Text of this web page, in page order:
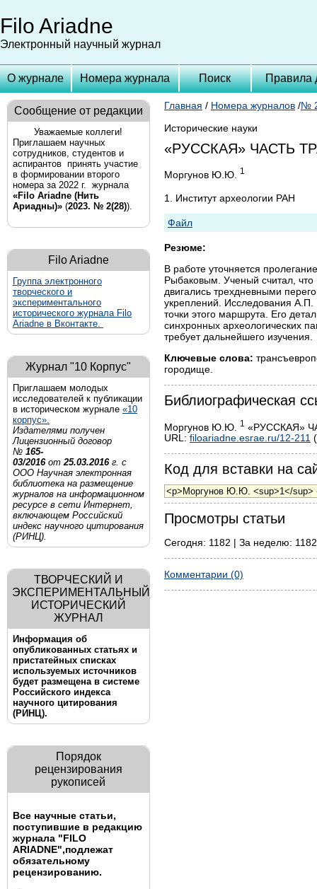
Filo Ariadne
Электронный научный журнал
О журнале Номера журнала Поиск Правила
Сообщение от редакции
Уважаемые коллеги!
Приглашаем научных
сотрудников, студентов и
аспирантов принять участие
в формировании второго
номера за 2022 г. журнала
«Filo Ariadne (Нить
Ариадны)» (2023. № 2(28)).
Filo Ariadne
Группа электронного
творческого и
экспериментального
исторического журнала Filo
Ariadne в Вконтакте.
Журнал "10 Корпус"
Приглашаем молодых
исследователей к публикации
в историческом журнале «10
корпус».
Издателями получен
Лицензионный договор
№ 165-
03/2016от25.03.2016г. с
ООО Научная электронная
библиотека на размещение
журналов на информационном
ресурсе в сети Интернет,
включающем Российский
индекс научного цитирования
(РИНЦ).
ТВОРЧЕСКИЙ И
ЭКСПЕРИМЕНТАЛЬНЫЙ
ИСТОРИЧЕСКИЙ
ЖУРНАЛ
Информация об
опубликованных статьях и
пристатейных списках
используемых источников
будет размещена в системе
Российского индекса
научного цитирования
(РИНЦ).
Порядок
рецензирования
рукописей
Все научные статьи,
поступившие в редакцию
журнала "FILO
ARIADNE",подлежат
обязательному
рецензированию.
Главная / Номера журналов /№
Исторические науки
«РУССКАЯ» ЧАСТЬ
Моргунов Ю.Ю. 1
1. Институт археологии РАН
Файл
Резюме:
В работе уточняется
Рыбаковым. Ученый считал, что
двигались трехдневными
укреплений. Исследования
точки этого маршрута. Его
синхронных археологических
требует дальнейшего изучения.
Ключевые слова:
городище.
Библиографическая
Моргунов Ю.Ю. 1 «РУССКАЯ»
URL: filoariadne.esrae.ru/12-211
Код для вставки на
Просмотры статьи
Сегодня: 1182 | За неделю:
Комментарии (0)